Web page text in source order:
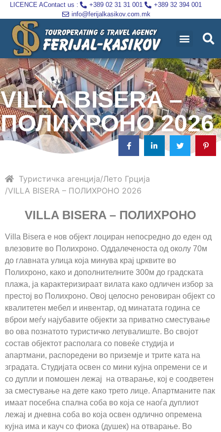
LICENCE AContact us : +389 02 31 31 001
+389 32 394 001
info@ferijalkasikov.com.mk
VILLA BISERA –
ПОЛИХРОНО 2026
Туристичка агенција Лето Грција
VILLA BISERA – ПОЛИХРОНО 2026
VILLA BISERA – ПОЛИХРОНО
Villa Bisera е нов објект лоциран непосредно до еден од
влезовите во Полихроно. Оддалеченоста од околу 70м
до главната улица која минува крај црквите во
Полихроно, како и дополнителните 300м до градската
плажа, ја карактеризираат вилата како одличен избор за
престој во Полихроно. Овој целосно реновиран објект со
квалитетен мебел и инвентар, од минатата година се
вброи меѓу најубавите објекти за приватно сместување
во ова познатото туристичко летувалиште. Во својот
состав објектот располага со повеќе студија и
апартмани, распоредени во приземје и трите ката на
зградата. Студијата освен со мини кујна опремени се и
со дупли и помошен лежај на отварање, кој е соодветен
за сместување на дете како трето лице. Апартманите пак
имаат посебна спална соба во која се наоѓа дуплиот
лежај и дневна соба во која освен одлично опремена
кујна има и кауч со фиока (душек) на отварање. Во